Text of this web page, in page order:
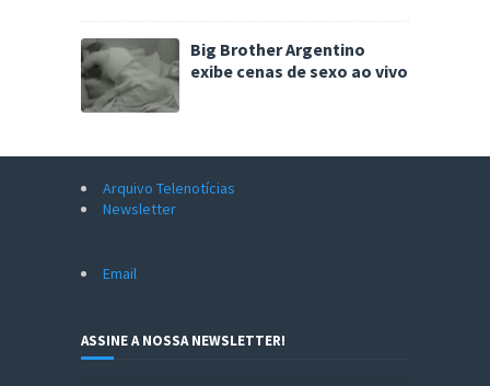
Big Brother Argentino
exibe cenas de sexo ao vivo
Arquivo Telenotícias
Newsletter
Email
ASSINE A NOSSA NEWSLETTER!